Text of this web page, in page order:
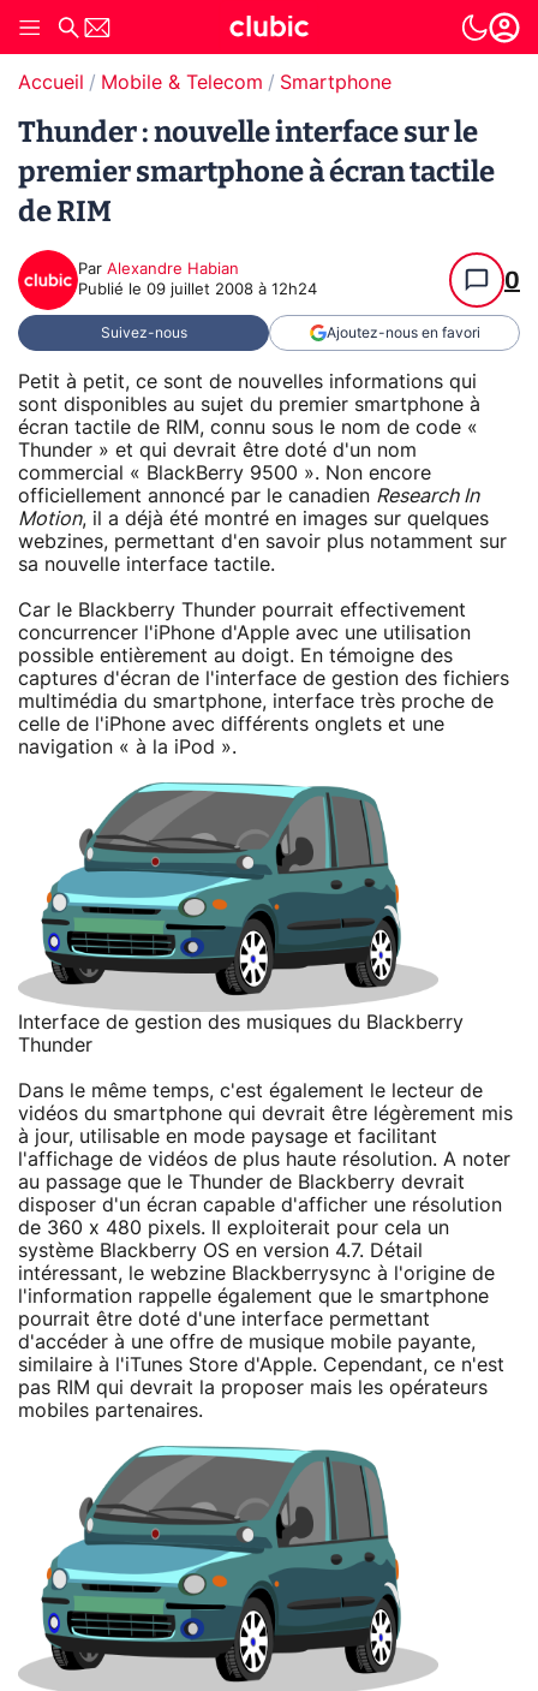
Accueil Mobile & Telecom Smartphone
Thunder : nouvelle interface sur le
premier smartphone à écran tactile
de RIM
Par Alexandre Habian
Publié le 09 juillet 2008 à 12h24 0
Suivez-nous Ajoutez-nous en favori
Petit à petit, ce sont de nouvelles informations qui
sont disponibles au sujet du premier smartphone à
écran tactile de RIM, connu sous le nom de code «
Thunder » et qui devrait être doté d'un nom
commercial « BlackBerry 9500 ». Non encore
officiellement annoncé par le canadien Research In
Motion, il a déjà été montré en images sur quelques
webzines, permettant d'en savoir plus notamment sur
sa nouvelle interface tactile.
Car le Blackberry Thunder pourrait effectivement
concurrencer l'iPhone d'Apple avec une utilisation
possible entièrement au doigt. En témoigne des
captures d'écran de l'interface de gestion des fichiers
multimédia du smartphone, interface très proche de
celle de l'iPhone avec différents onglets et une
navigation « à la iPod ».
Interface de gestion des musiques du Blackberry
Thunder
Dans le même temps, c'est également le lecteur de
vidéos du smartphone qui devrait être légèrement mis
à jour, utilisable en mode paysage et facilitant
l'affichage de vidéos de plus haute résolution. A noter
au passage que le Thunder de Blackberry devrait
disposer d'un écran capable d'afficher une résolution
de 360 x 480 pixels. Il exploiterait pour cela un
système Blackberry OS en version 4.7. Détail
intéressant, le webzine Blackberrysync à l'origine de
l'information rappelle également que le smartphone
pourrait être doté d'une interface permettant
d'accéder à une offre de musique mobile payante,
similaire à l'iTunes Store d'Apple. Cependant, ce n'est
pas RIM qui devrait la proposer mais les opérateurs
mobiles partenaires.